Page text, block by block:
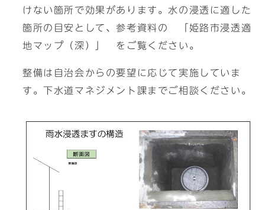
けない箇所で効果があります。水の浸透に適した
箇所の目安として、参考資料の 「姫路市浸透適
地マップ（深）」 をご覧ください。
整備は自治会からの要望に応じて実施していま
す。下水道マネジメント課までご相談ください。